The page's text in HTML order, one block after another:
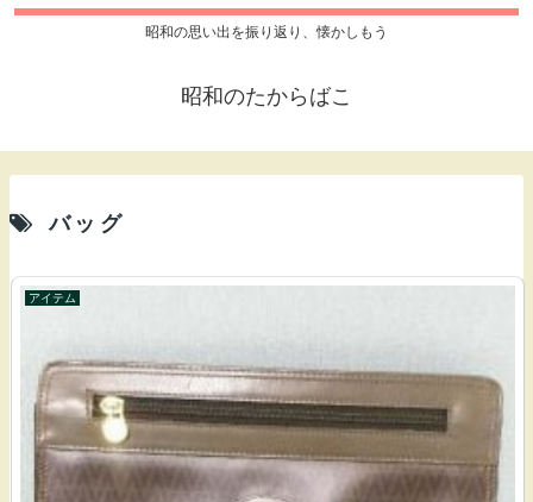
昭和の思い出を振り返り、懐かしもう
昭和のたからばこ
バッグ
アイテム